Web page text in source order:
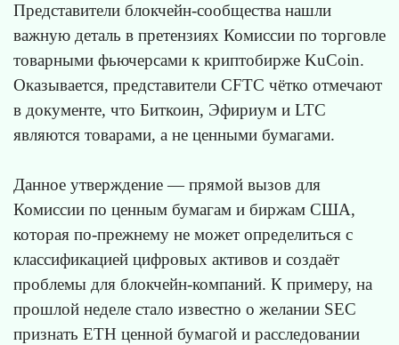
Представители блокчейн-сообщества нашли
важную деталь в претензиях Комиссии по торговле
товарными фьючерсами к криптобирже KuCoin.
Оказывается, представители CFTC чётко отмечают
в документе, что Биткоин, Эфириум и LTC
являются товарами, а не ценными бумагами.
Данное утверждение — прямой вызов для
Комиссии по ценным бумагам и биржам США,
которая по-прежнему не может определиться с
классификацией цифровых активов и создаёт
проблемы для блокчейн-компаний. К примеру, на
прошлой неделе стало известно о желании SEC
признать ETH ценной бумагой и расследовании